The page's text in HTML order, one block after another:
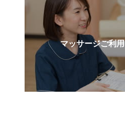
マッサージご利